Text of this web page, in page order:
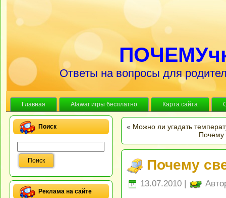
Ответы на вопросы для
Главная Alawar игры бесплатно Карта сайта
Поиск
Реклама на сайте
« Можно ли угадать
Почему
Почему
13.07.2010 |